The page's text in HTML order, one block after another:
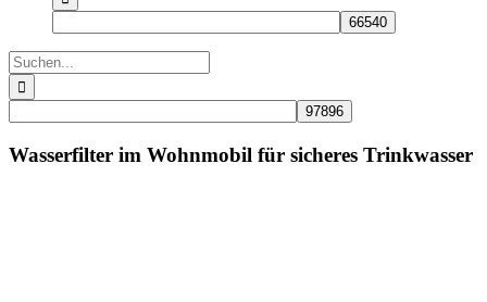
Suche
nach:
Wasserfilter im Wohnmobil für sicheres Trinkwasser